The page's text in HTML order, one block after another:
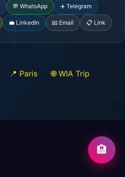
💬 WhatsApp ✈️ Telegram
💼 LinkedIn 📧 Email 📋 Link
📍 Paris 🌐 WIA Trip
🏨